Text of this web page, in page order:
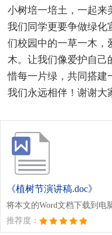
小树培一培土，一起来
我们同学更要争做绿化
们校园中的一草一木，
木。让我们像爱护自己
惜每一片绿，共同搭建
我们永远相伴！谢谢大
《植树节演讲稿.doc》
将本文的Word文档下载到电
推荐度：